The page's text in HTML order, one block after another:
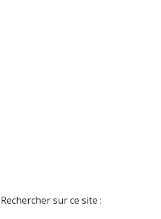
Rechercher sur ce site :